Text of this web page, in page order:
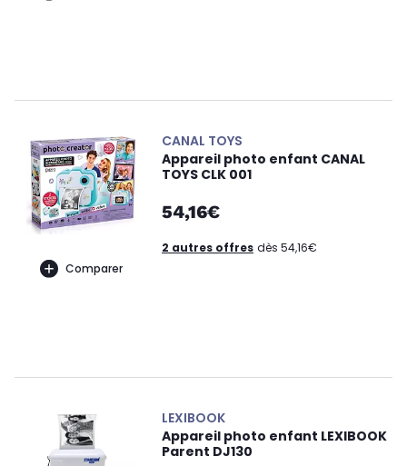
Comparer
CANAL TOYS
Appareil photo enfant CANAL
TOYS CLK 001
54,16€
2 autres offres dès 54,16€
LEXIBOOK
Appareil photo enfant LEXIBOOK
Parent DJ130